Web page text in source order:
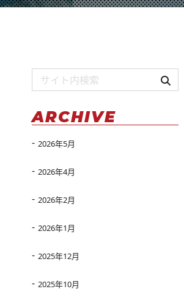
ARCHIVE
2026年5月
2026年4月
2026年2月
2026年1月
2025年12月
2025年10月